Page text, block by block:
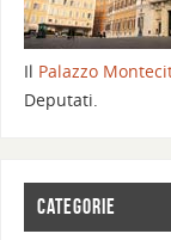
Il Palazzo
Deputati.
CATEGORIE